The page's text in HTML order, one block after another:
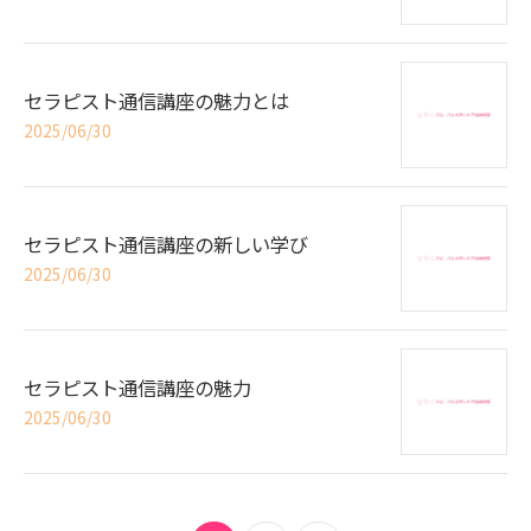
セラピスト通信講座の魅力とは
2025/06/30
セラピスト通信講座の新しい学び
2025/06/30
セラピスト通信講座の魅力
2025/06/30